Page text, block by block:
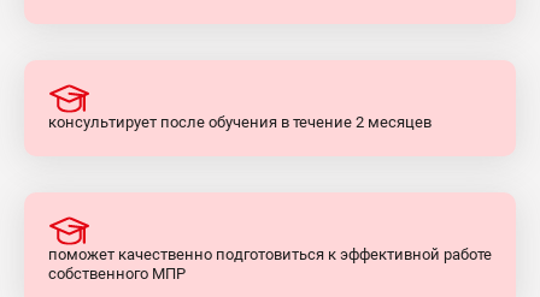
консультирует после обучения в течение 2 месяцев
поможет качественно подготовиться к эффективной работе
собственного МПР